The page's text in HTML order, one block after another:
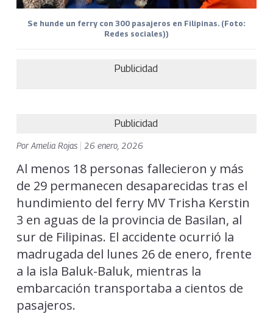
Se hunde un ferry con 300 pasajeros en Filipinas. (Foto:
Redes sociales))
Publicidad
Publicidad
PorAmelia Rojas 26 enero, 2026
Al menos 18 personas fallecieron y más
de 29 permanecen desaparecidas tras el
hundimiento del ferry MV Trisha Kerstin
3 en aguas de la provincia de Basilan, al
sur de Filipinas. El accidente ocurrió la
madrugada del lunes 26 de enero, frente
a la isla Baluk-Baluk, mientras la
embarcación transportaba a cientos de
pasajeros.